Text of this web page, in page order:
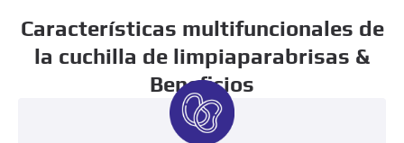
Características multifuncionales de
la cuchilla de limpiaparabrisas &
Beneficios